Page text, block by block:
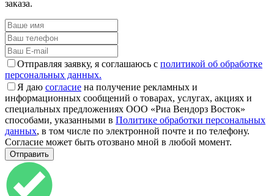
заказа.
Отправляя заявку, я соглашаюсь с политикой об обработке
персональных данных.
Я даю согласие на получение рекламных и
информационных сообщений о товарах, услугах, акциях и
специальных предложениях ООО «Риа Вендорз Восток»
способами, указанными в Политике обработки персональных
данных, в том числе по электронной почте и по телефону.
Согласие может быть отозвано мной в любой момент.